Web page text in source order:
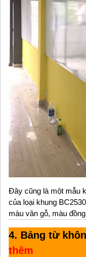
Đây cũng là một mẫu
của loại khung
màu vân gỗ, màu
4. Bảng từ
thêm